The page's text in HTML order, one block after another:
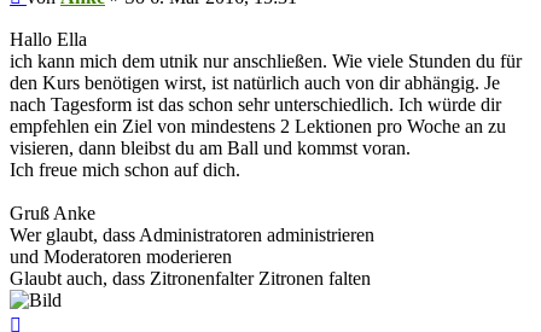
Hallo Ella
ich kann mich dem utnik nur anschließen. Wie viele Stunden du für
den Kurs benötigen wirst, ist natürlich auch von dir abhängig. Je
nach Tagesform ist das schon sehr unterschiedlich. Ich würde dir
empfehlen ein Ziel von mindestens 2 Lektionen pro Woche an zu
visieren, dann bleibst du am Ball und kommst voran.
Ich freue mich schon auf dich.
Gruß Anke
Wer glaubt, dass Administratoren administrieren
und Moderatoren moderieren
Glaubt auch, dass Zitronenfalter Zitronen falten